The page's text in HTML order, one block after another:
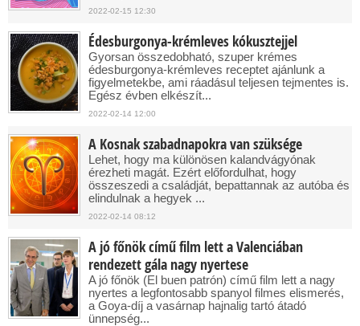
2022-02-15 12:30
Édesburgonya-krémleves kókusztejjel
Gyorsan összedobható, szuper krémes
édesburgonya-krémleves receptet ajánlunk a
figyelmetekbe, ami ráadásul teljesen tejmentes is.
Egész évben elkészít...
2022-02-14 12:00
A Kosnak szabadnapokra van szüksége
Lehet, hogy ma különösen kalandvágyónak
érezheti magát. Ezért előfordulhat, hogy
összeszedi a családját, bepattannak az autóba és
elindulnak a hegyek ...
2022-02-14 08:12
A jó főnök című film lett a Valenciában
rendezett gála nagy nyertese
A jó főnök (El buen patrón) című film lett a nagy
nyertes a legfontosabb spanyol filmes elismerés,
a Goya-díj a vasárnap hajnalig tartó átadó
ünnepség...